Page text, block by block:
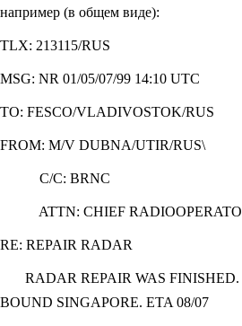
например (в общем виде):
TLX: 213115/RUS
MSG: NR 01/05/07/99 14:10 UTC
ТО: FESCO/VLADIVOSTOK/RUS
FROM: M/V DUBNA/UTIR/RUS\
С/С: BRNC
ATTN: CHIEF
RE: REPAIR RADAR
RADAR REPAIR WAS FINISHED.
BOUND SINGAPORE. ETA 08/07